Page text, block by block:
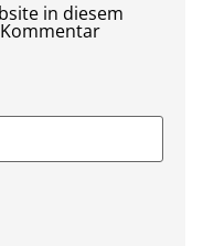
in diesem